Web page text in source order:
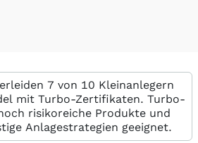
7 von 10 Kleinanlegern
mit Turbo-Zertifikaten. Turbo-
risikoreiche Produkte und
Anlagestrategien geeignet.